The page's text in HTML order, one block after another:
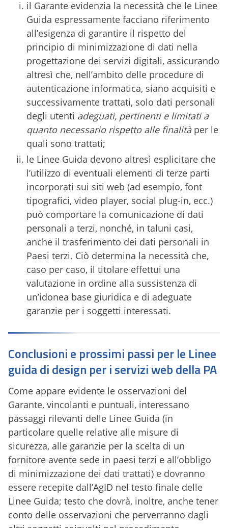
il Garante evidenzia la necessità che le Linee
Guida espressamente facciano riferimento
all’esigenza di garantire il rispetto del
principio di minimizzazione di dati nella
progettazione dei servizi digitali, assicurando
altresì che, nell’ambito delle procedure di
autenticazione informatica, siano acquisiti e
successivamente trattati, solo dati personali
degli utenti adeguati, pertinenti e limitati a
quanto necessario rispetto alle finalitàper le
quali sono trattati;
le Linee Guida devono altresì esplicitare che
l’utilizzo di eventuali elementi di terze parti
incorporati sui siti web (ad esempio, font
tipografici, video player, social plug-in, ecc.)
può comportare la comunicazione di dati
personali a terzi, nonché, in taluni casi,
anche il trasferimento dei dati personali in
Paesi terzi. Ciò determina la necessità che,
caso per caso, il titolare effettui una
valutazione in ordine alla sussistenza di
un’idonea base giuridica e di adeguate
garanzie per i soggetti interessati.
Conclusioni e prossimi passi per le Linee
guida di design per i servizi web della PA
Come appare evidente le osservazioni del
Garante, vincolanti e puntuali, interessano
passaggi rilevanti delle Linee Guida (in
particolare quelle relative alle misure di
sicurezza, alle garanzie per la scelta di un
fornitore avente sede in paesi terzi e all’obbligo
di minimizzazione dei dati trattati) e dovranno
essere recepite dall’AgID nel testo finale delle
Linee Guida; testo che dovrà, inoltre, anche tener
conto delle osservazioni che perverranno dagli